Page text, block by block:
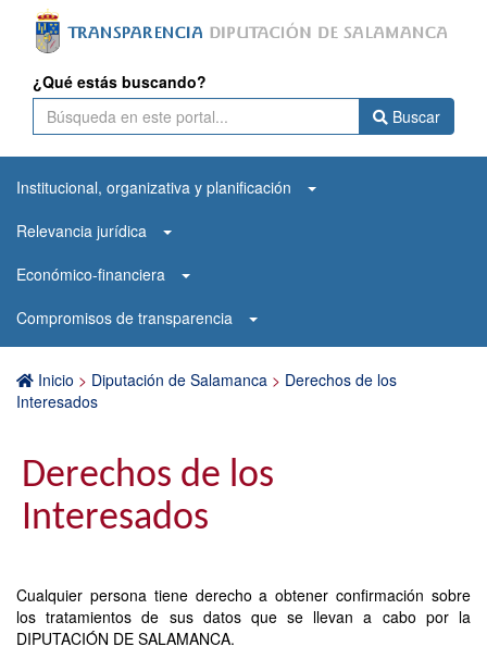
¿Qué estás buscando?
Buscar
Institucional, organizativa y planificación
Relevancia jurídica
Económico-financiera
Compromisos de transparencia
Inicio > Diputación de Salamanca > Derechos de los
Interesados
Derechos de los
Interesados
Cualquier persona tiene derecho a obtener confirmación sobre
los tratamientos de sus datos que se llevan a cabo por la
DIPUTACIÓN DE SALAMANCA.